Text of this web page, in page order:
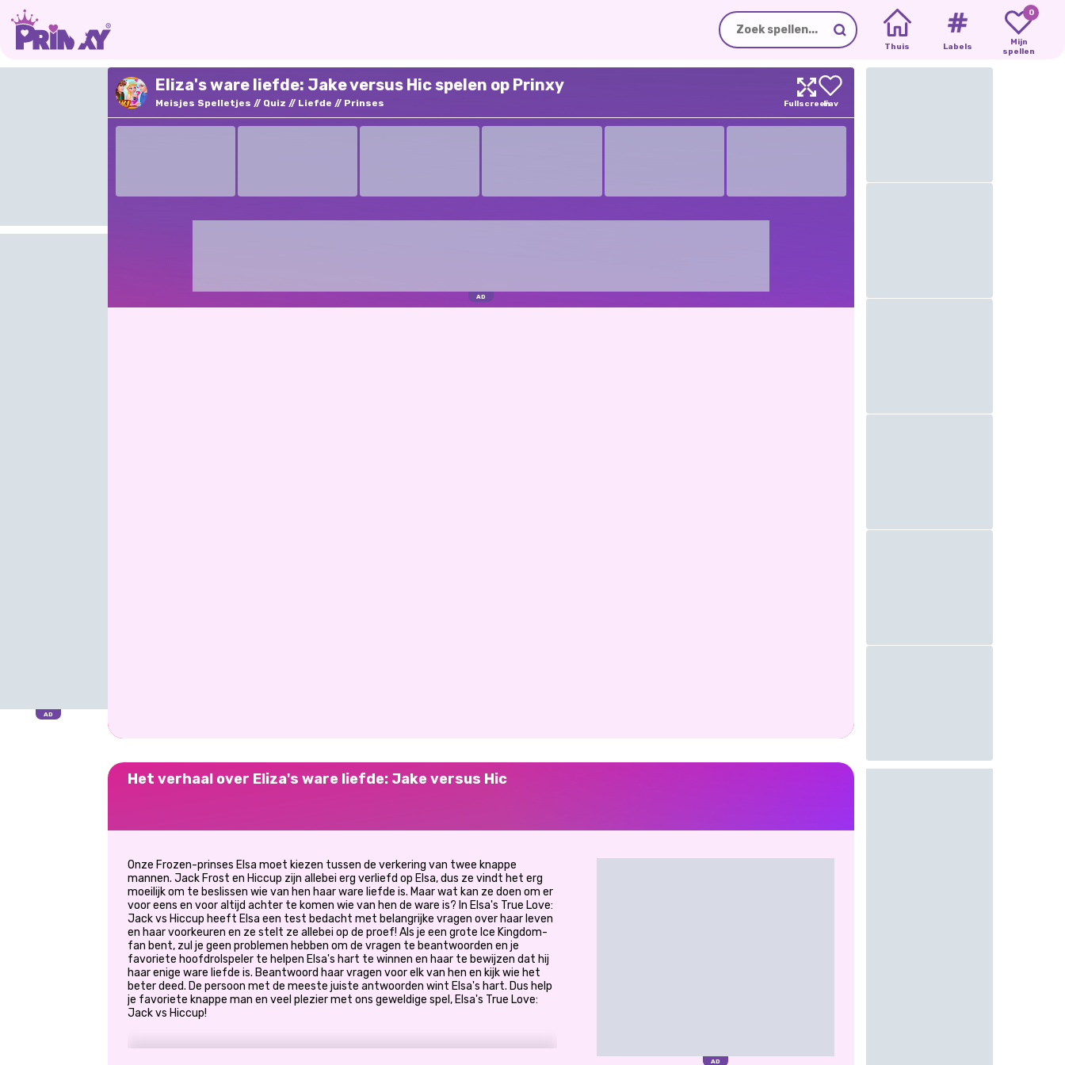
Thuis Labels
0
Mijn
spellen
Eliza's ware liefde: Jake versus Hic spelen op Prinxy
Meisjes Spelletjes Quiz Liefde Prinses
Het verhaal over Eliza's ware liefde: Jake versus Hic
Onze Frozen-prinses Elsa moet kiezen tussen de verkering van twee knappe
mannen. Jack Frost en Hiccup zijn allebei erg verliefd op Elsa, dus ze vindt het erg
moeilijk om te beslissen wie van hen haar ware liefde is. Maar wat kan ze doen om er
voor eens en voor altijd achter te komen wie van hen de ware is? In Elsa's True Love:
Jack vs Hiccup heeft Elsa een test bedacht met belangrijke vragen over haar leven
en haar voorkeuren en ze stelt ze allebei op de proef! Als je een grote Ice Kingdom-
fan bent, zul je geen problemen hebben om de vragen te beantwoorden en je
favoriete hoofdrolspeler te helpen Elsa's hart te winnen en haar te bewijzen dat hij
haar enige ware liefde is. Beantwoord haar vragen voor elk van hen en kijk wie het
beter deed. De persoon met de meeste juiste antwoorden wint Elsa's hart. Dus help
je favoriete knappe man en veel plezier met ons geweldige spel, Elsa's True Love:
Jack vs Hiccup!